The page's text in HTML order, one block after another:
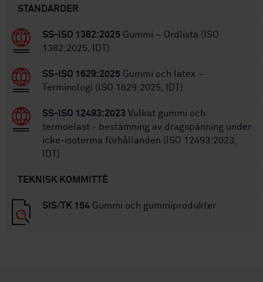
STANDARDER
SS-ISO 1382:2025 Gummi – Ordlista (ISO
1382:2025, IDT)
SS-ISO 1629:2025 Gummi och latex –
Terminologi (ISO 1629:2025, IDT)
SS-ISO 12493:2023 Vulkat gummi och
termoelast - bestämning av dragspänning under
icke-isoterma förhållanden (ISO 12493:2023,
IDT)
TEKNISK KOMMITTÉ
SIS/TK 154 Gummi och gummiprodukter